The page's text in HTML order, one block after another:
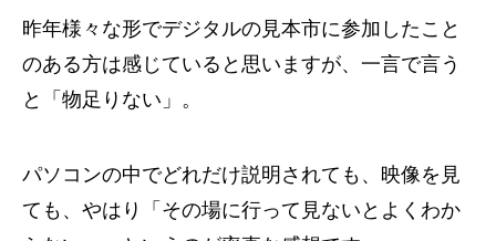
昨年様々な形でデジタルの見本市に参加したこと
のある方は感じていると思いますが、一言で言う
と「物足りない」。
パソコンの中でどれだけ説明されても、映像を見
ても、やはり「その場に行って見ないとよくわか